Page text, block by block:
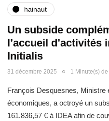
hainaut
Un subside
l’accueil
Initialis
31 décembre 2025 1 Minute(s)
François Desquesnes, Ministre
économiques, a octroyé un
161.836,57 € à IDEA afin de